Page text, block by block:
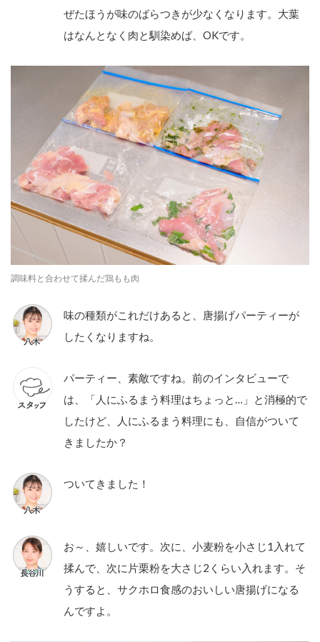
ぜたほうが味のばらつきが少なくなります。大葉
はなんとなく肉と馴染めば、OKです。
調味料と合わせて揉んだ鶏もも肉
味の種類がこれだけあると、唐揚げパーティーが
したくなりますね。
パーティー、素敵ですね。前のインタビューで
は、「人にふるまう料理はちょっと…」と消極的で
したけど、人にふるまう料理にも、自信がついて
きましたか？
ついてきました！
お～、嬉しいです。次に、小麦粉を小さじ1入れて
揉んで、次に片栗粉を大さじ2くらい入れます。そ
うすると、サクホロ食感のおいしい唐揚げになる
んですよ。